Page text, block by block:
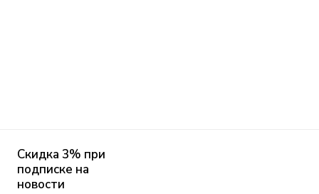
Скидка 3% при
подписке на
новости